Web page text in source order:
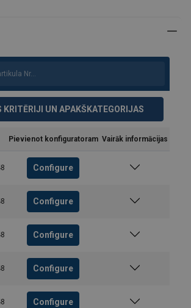
KRITĒRIJI UN APAKŠKATEGORIJAS
Pievienot konfiguratoram Vairāk informācijas
Configure
Configure
Configure
Configure
Configure